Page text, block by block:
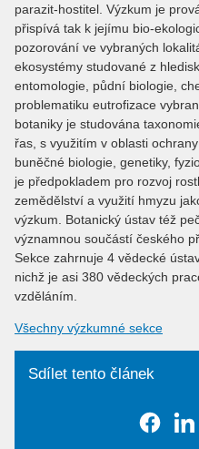
parazit-hostitel. Výzkum je
přispívá tak k jejímu bio-
pozorování ve vybraných
ekosystémy studované z
entomologie, půdní biologie,
problematiku eutrofizace
botaniky je studována
řas, s využitím v oblasti
buněčné biologie, genetiky,
je předpokladem pro rozvoj
zemědělství a využití hmyzu
výzkum. Botanický ústav též
významnou součástí českého
Sekce zahrnuje 4 vědecké
nichž je asi 380 vědeckých
vzděláním.
Všechny výzkumné sekce
Sdílet tento článek